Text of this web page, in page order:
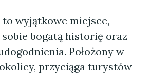
to wyjątkowe miejsce,
sobie bogatą historię oraz
Położony w
przyciąga turystów